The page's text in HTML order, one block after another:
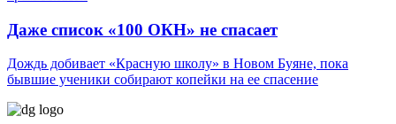
Даже список «100 ОКН» не спасает
Дождь добивает «Красную школу» в Новом Буяне, пока
бывшие ученики собирают копейки на ее спасение